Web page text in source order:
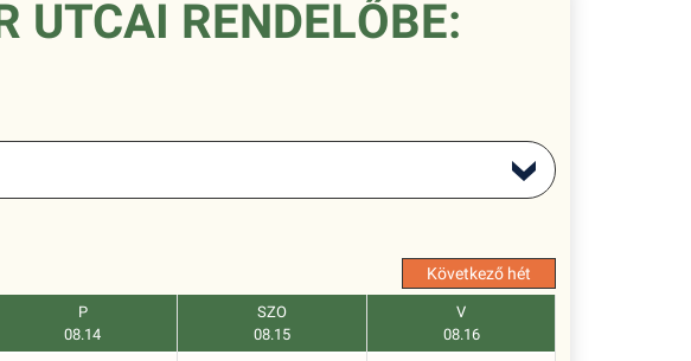
UTCAI RENDELŐBE:
Következő hét
P
08.14
SZO
08.15
V
08.16